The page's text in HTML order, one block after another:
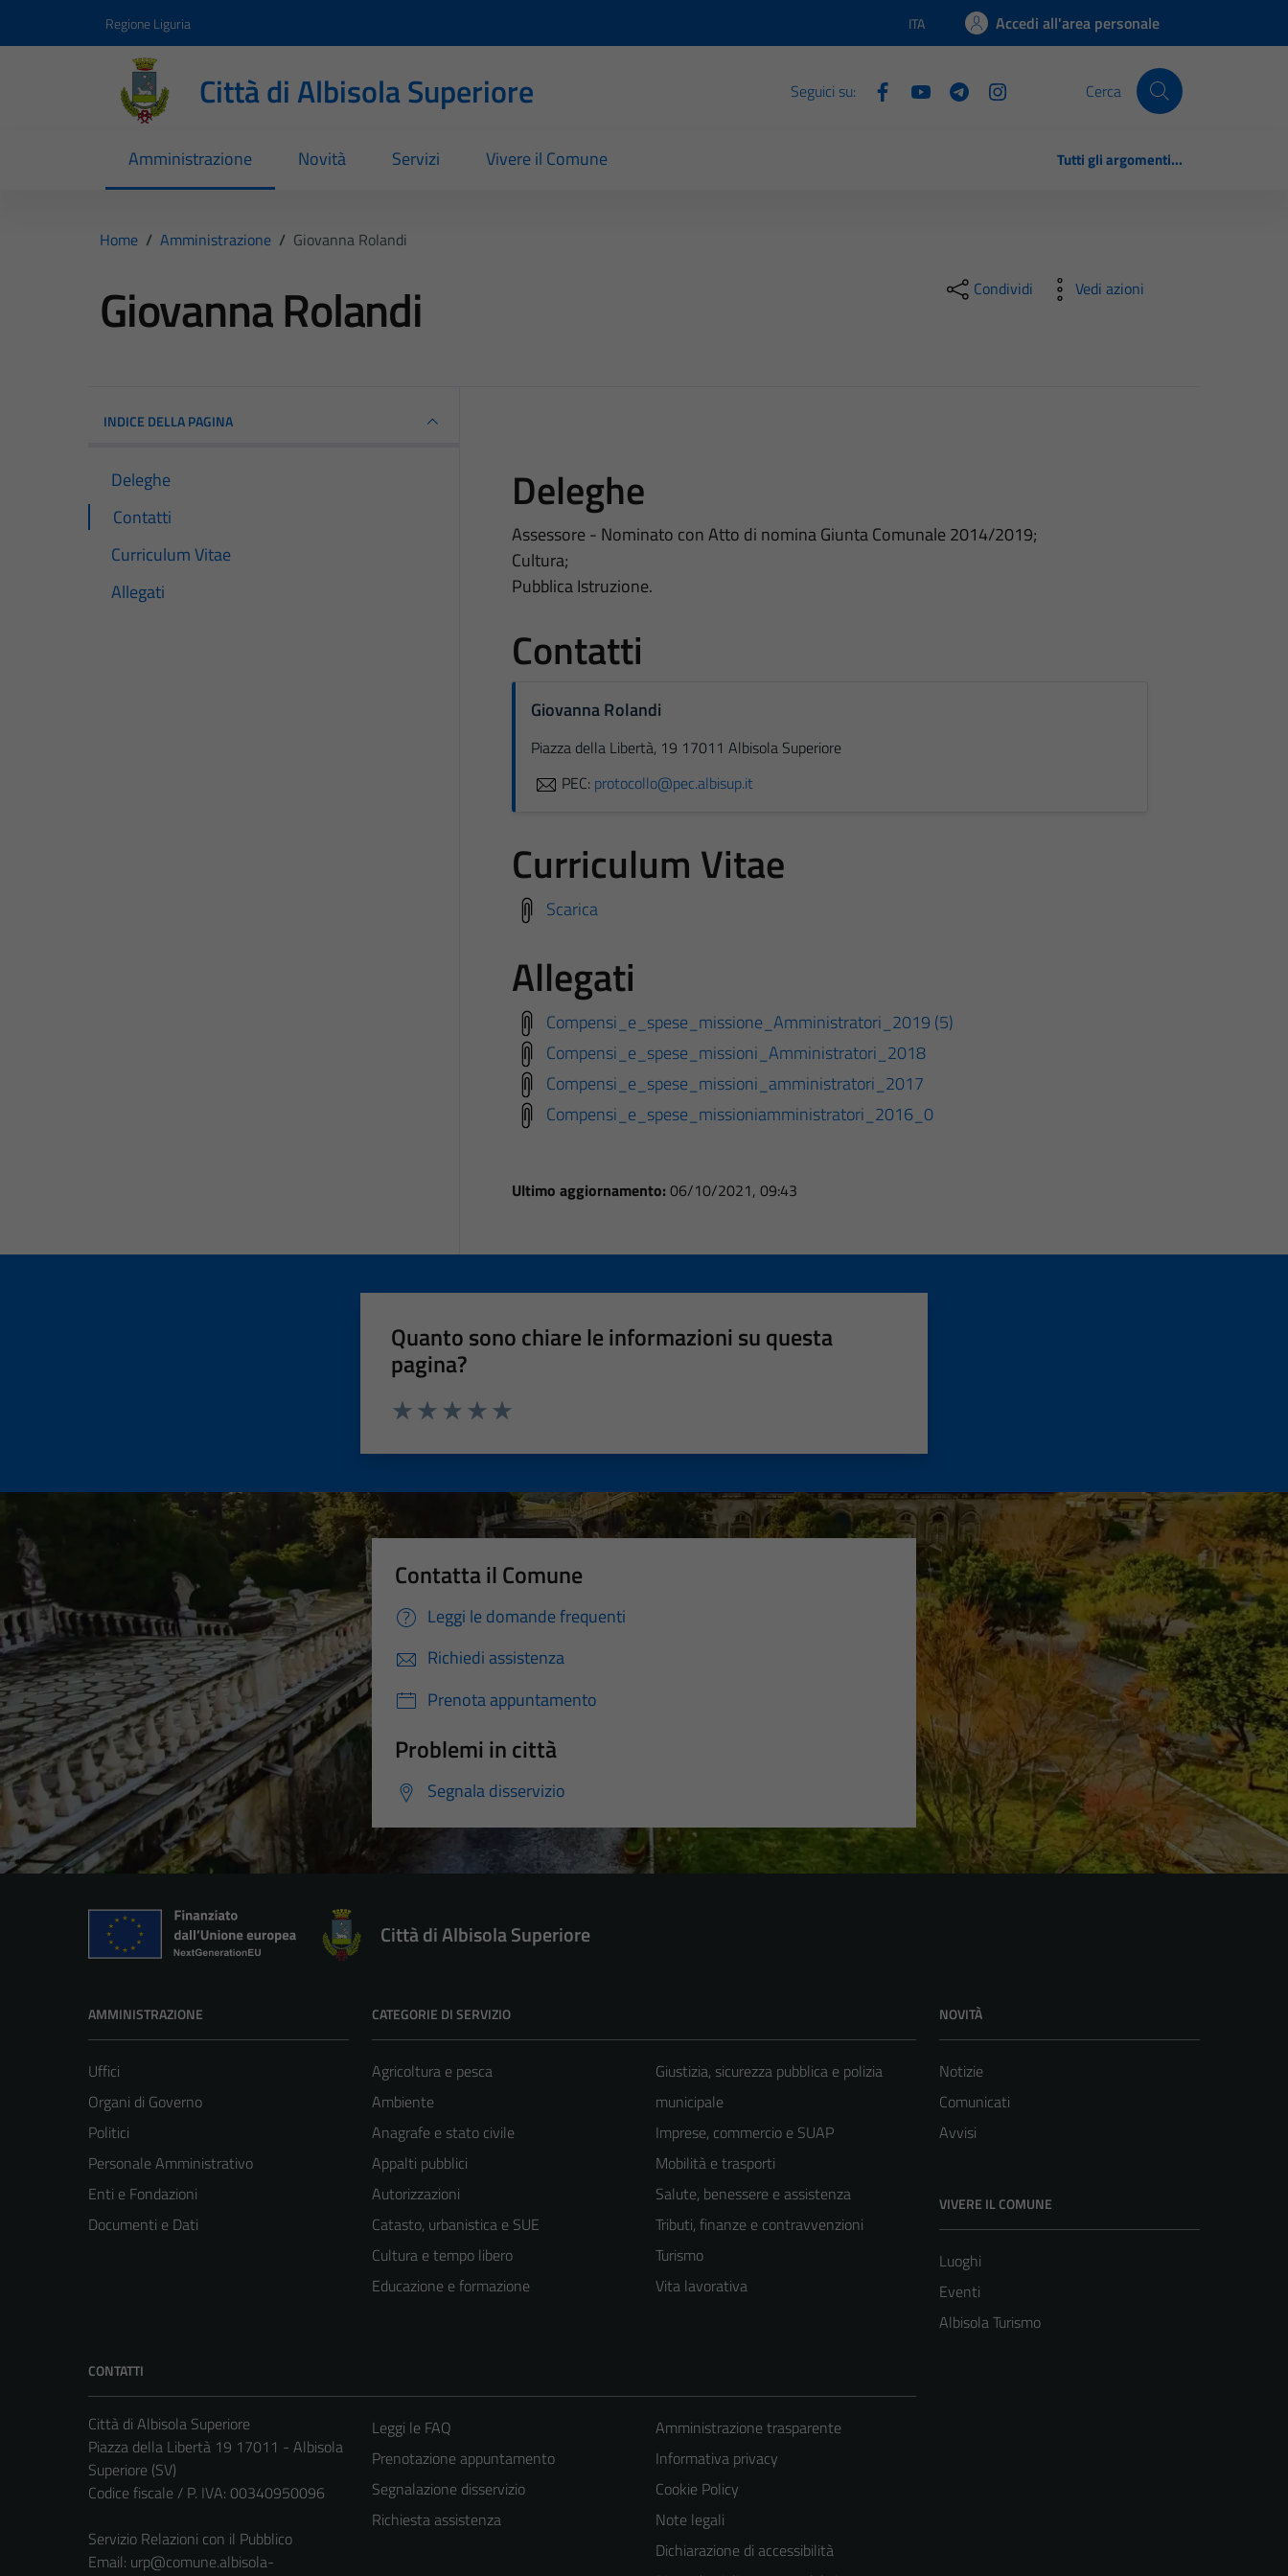
Regione Liguria Lingua attiva:
ITA Accedi all'area personale
Città di Albisola Superiore Seguici su: Cerca
Amministrazione Novità Servizi Vivere il Comune Tutti gli argomenti...
Home / Amministrazione / Giovanna Rolandi
Giovanna Rolandi Condividi Vedi azioni
INDICE DELLA PAGINA
Deleghe
Contatti
Curriculum Vitae
Allegati
Deleghe
Assessore - Nominato con Atto di nomina Giunta Comunale 2014/2019;
Cultura;
Pubblica Istruzione.
Contatti
Giovanna Rolandi
Piazza della Libertà, 19 17011 Albisola Superiore
PEC: protocollo@pec.albisup.it
Curriculum Vitae
Scarica
Allegati
Compensi_e_spese_missione_Amministratori_2019 (5)
Compensi_e_spese_missioni_Amministratori_2018
Compensi_e_spese_missioni_amministratori_2017
Compensi_e_spese_missioniamministratori_2016_0
Ultimo aggiornamento: 06/10/2021, 09:43
Quanto sono chiare le informazioni su questa
pagina?
Contatta il Comune
Leggi le domande frequenti
Richiedi assistenza
Prenota appuntamento
Problemi in città
Segnala disservizio
Città di Albisola Superiore
AMMINISTRAZIONE
Uffici
Organi di Governo
Politici
Personale Amministrativo
Enti e Fondazioni
Documenti e Dati
CATEGORIE DI SERVIZIO
Agricoltura e pesca
Ambiente
Anagrafe e stato civile
Appalti pubblici
Autorizzazioni
Catasto, urbanistica e SUE
Cultura e tempo libero
Educazione e formazione
Giustizia, sicurezza pubblica e polizia
municipale
Imprese, commercio e SUAP
Mobilità e trasporti
Salute, benessere e assistenza
Tributi, finanze e contravvenzioni
Turismo
Vita lavorativa
NOVITÀ
Notizie
Comunicati
Avvisi
VIVERE IL COMUNE
Luoghi
Eventi
Albisola Turismo
CONTATTI
Città di Albisola Superiore
Piazza della Libertà 19 17011 - Albisola
Superiore (SV)
Codice fiscale / P. IVA: 00340950096
Servizio Relazioni con il Pubblico
Email: urp@comune.albisola-
Leggi le FAQ
Prenotazione appuntamento
Segnalazione disservizio
Richiesta assistenza
Amministrazione trasparente
Informativa privacy
Cookie Policy
Note legali
Dichiarazione di accessibilità